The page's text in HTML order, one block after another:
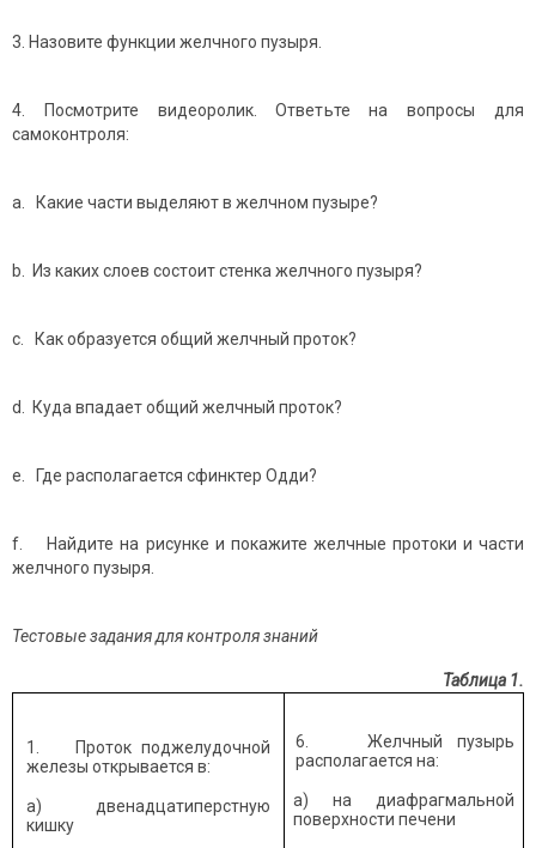
3. Назовите функции желчного пузыря.
4. Посмотрите видеоролик. Ответьте на вопросы для
самоконтроля:
a. Какие части выделяют в желчном пузыре?
b. Из каких слоев состоит стенка желчного пузыря?
c. Как образуется общий желчный проток?
d. Куда впадает общий желчный проток?
e. Где располагается сфинктер Одди?
f. Найдите на рисунке и покажите желчные протоки и части
желчного пузыря.
Тестовые задания для контроля знаний
Таблица 1.
1. Проток поджелудочной
железы открывается в:
а) двенадцатиперстную
кишку
6. Желчный пузырь
располагается на:
а) на диафрагмальной
поверхности печени